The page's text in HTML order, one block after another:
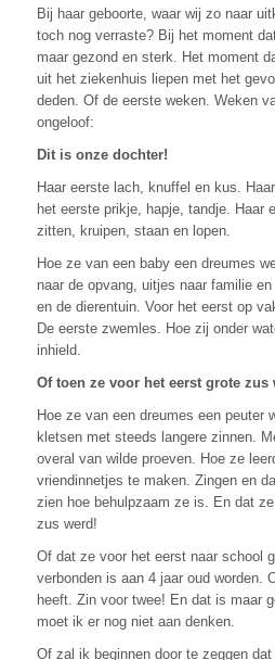
Bij haar geboorte, waar wij zo naar
toch nog verraste? Bij het moment
maar gezond en sterk. Het moment
uit het ziekenhuis liepen met het
deden. Of de eerste weken. Weken
ongeloof:
Dit is onze dochter!
Haar eerste lach, knuffel en kus.
het eerste prikje, hapje, tandje. Haar
zitten, kruipen, staan en lopen.
Hoe ze van een baby een dreumes
naar de opvang, uitjes naar familie
en de dierentuin. Voor het eerst op
De eerste zwemles. Hoe zij onder
inhield.
Of toen ze voor het eerst grote zus
Hoe ze van een dreumes een peuter
kletsen met steeds langere zinnen.
overal van wilde proeven. Hoe ze
vriendinnetjes te maken. Zingen en
zien hoe behulpzaam ze is. En dat
zus werd!
Of dat ze voor het eerst naar school
verbonden is aan 4 jaar oud worden.
heeft. Zin voor twee! En dat is maar
moet ik er nog niet aan denken.
Of zal ik beginnen door te zeggen